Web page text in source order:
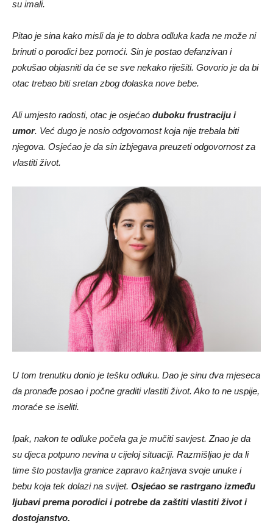
su imali.
Pitao je sina kako misli da je to dobra odluka kada ne može ni
brinuti o porodici bez pomoći. Sin je postao defanzivan i
pokušao objasniti da će se sve nekako riješiti. Govorio je da bi
otac trebao biti sretan zbog dolaska nove bebe.
Ali umjesto radosti, otac je osjećao duboku frustraciju i
umor. Već dugo je nosio odgovornost koja nije trebala biti
njegova. Osjećao je da sin izbjegava preuzeti odgovornost za
vlastiti život.
U tom trenutku donio je tešku odluku. Dao je sinu dva mjeseca
da pronađe posao i počne graditi vlastiti život. Ako to ne uspije,
moraće se iseliti.
Ipak, nakon te odluke počela ga je mučiti savjest. Znao je da
su djeca potpuno nevina u cijeloj situaciji. Razmišljao je da li
time što postavlja granice zapravo kažnjava svoje unuke i
bebu koja tek dolazi na svijet. Osjećao se rastrgano između
ljubavi prema porodici i potrebe da zaštiti vlastiti život i
dostojanstvo.